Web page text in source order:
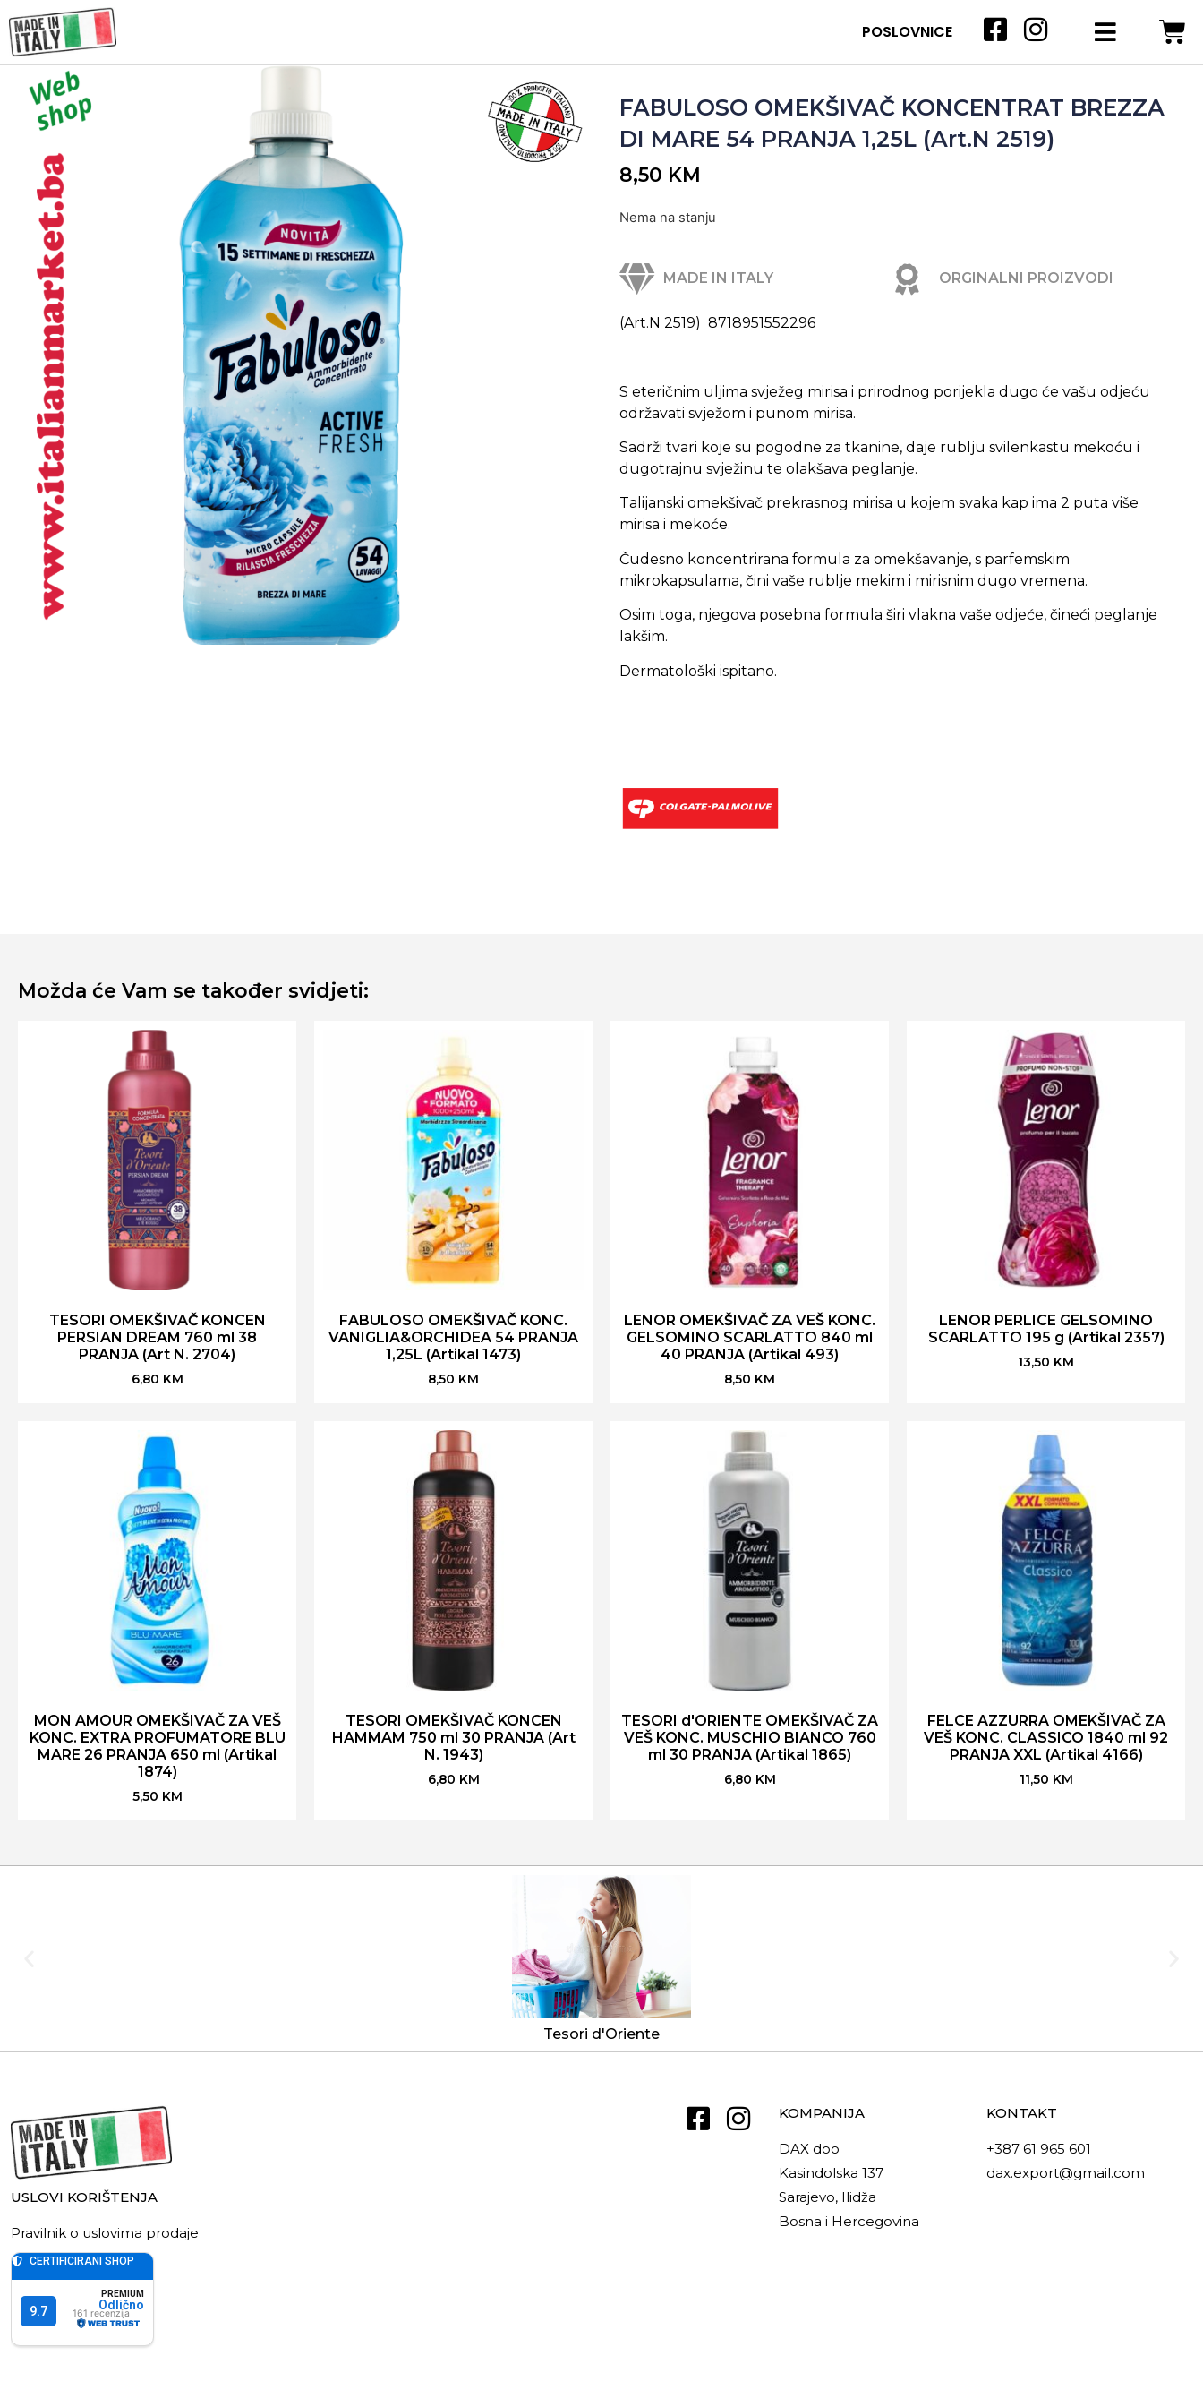
POSLOVNICE
FABULOSO OMEKŠIVAČ KONCENTRAT BREZZA
DI MARE 54 PRANJA 1,25L (Art.N 2519)
8,50 KM
Nema na stanju
MADE IN ITALY ORGINALNI PROIZVODI
(Art.N 2519) 8718951552296
S eteričnim uljima svježeg mirisa i prirodnog porijekla dugo će vašu odjeću
održavati svježom i punom mirisa.
Sadrži tvari koje su pogodne za tkanine, daje rublju svilenkastu mekoću i
dugotrajnu svježinu te olakšava peglanje.
Talijanski omekšivač prekrasnog mirisa u kojem svaka kap ima 2 puta više
mirisa i mekoće.
Čudesno koncentrirana formula za omekšavanje, s parfemskim
mikrokapsulama, čini vaše rublje mekim i mirisnim dugo vremena.
Osim toga, njegova posebna formula širi vlakna vaše odjeće, čineći peglanje
lakšim.
Dermatološki ispitano.
Možda će Vam se također svidjeti:
TESORI OMEKŠIVAČ KONCEN
PERSIAN DREAM 760 ml 38
PRANJA (Art N. 2704)
6,80 KM
FABULOSO OMEKŠIVAČ KONC.
VANIGLIA&ORCHIDEA 54 PRANJA
1,25L (Artikal 1473)
8,50 KM
LENOR OMEKŠIVAČ ZA VEŠ KONC.
GELSOMINO SCARLATTO 840 ml
40 PRANJA (Artikal 493)
8,50 KM
LENOR PERLICE GELSOMINO
SCARLATTO 195 g (Artikal 2357)
13,50 KM
MON AMOUR OMEKŠIVAČ ZA VEŠ
KONC. EXTRA PROFUMATORE BLU
MARE 26 PRANJA 650 ml (Artikal
1874)
5,50 KM
TESORI OMEKŠIVAČ KONCEN
HAMMAM 750 ml 30 PRANJA (Art
N. 1943)
6,80 KM
TESORI d'ORIENTE OMEKŠIVAČ ZA
VEŠ KONC. MUSCHIO BIANCO 760
ml 30 PRANJA (Artikal 1865)
6,80 KM
FELCE AZZURRA OMEKŠIVAČ ZA
VEŠ KONC. CLASSICO 1840 ml 92
PRANJA XXL (Artikal 4166)
11,50 KM
Tesori d'Oriente
USLOVI KORIŠTENJA
Pravilnik o uslovima prodaje
KOMPANIJA
DAX doo
Kasindolska 137
Sarajevo, Ilidža
Bosna i Hercegovina
KONTAKT
+387 61 965 601
dax.export@gmail.com